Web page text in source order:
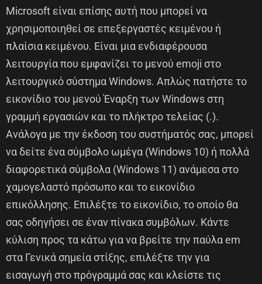
Microsoft είναι επίσης αυτή που μπορεί να
χρησιμοποιηθεί σε επεξεργαστές κειμένου ή
πλαίσια κειμένου. Είναι μια ενδιαφέρουσα
λειτουργία που εμφανίζει το μενού emoji στο
λειτουργικό σύστημα Windows. Απλώς πατήστε το
εικονίδιο του μενού Έναρξη των Windows στη
γραμμή εργασιών και το πλήκτρο τελείας (.).
Ανάλογα με την έκδοση του συστήματός σας, μπορεί
να δείτε ένα σύμβολο ωμέγα (Windows 10) ή πολλά
διαφορετικά σύμβολα (Windows 11) ανάμεσα στο
χαμογελαστό πρόσωπο και το εικονίδιο
επικόλλησης. Επιλέξτε το εικονίδιο, το οποίο θα
σας οδηγήσει σε έναν πίνακα συμβόλων. Κάντε
κύλιση προς τα κάτω για να βρείτε την παύλα em
στα Γενικά σημεία στίξης, επιλέξτε την για
εισαγωγή στο πρόγραμμά σας και κλείστε τις